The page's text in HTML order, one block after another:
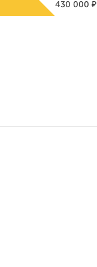
430 000₽